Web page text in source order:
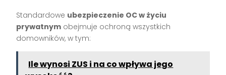
Standardowe ubezpieczenie OC w życiu
prywatnym obejmuje ochroną wszystkich
domowników, w tym:
Ile wynosi ZUS i na co wpływa jego